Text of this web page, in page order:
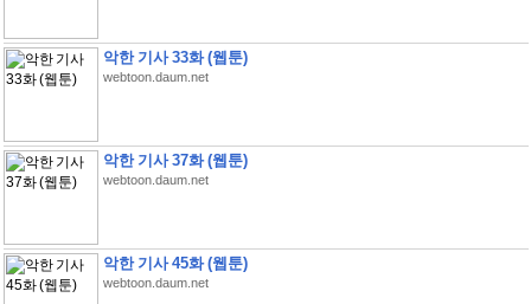
악한 기사 33화 (웹툰)
webtoon.daum.net
악한 기사 37화 (웹툰)
webtoon.daum.net
악한 기사 45화 (웹툰)
webtoon.daum.net